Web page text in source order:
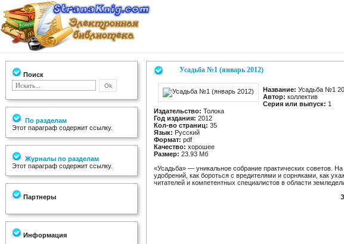
Поиск
По разделам
Этот параграф содержит ссылку.
Журналы по разделам
Этот параграф содержит ссылку.
Партнеры
Информация
Усадьба №1 (январь 2012)
Название: Усадьба №1
Автор: коллектив
Серия или выпуск: 1
Издательство: Толока
Год издания: 2012
Кол-во страниц: 35
Язык: Русский
Формат: pdf
Качество: хорошее
Размер: 23.93 Мб
«Усадьба» — уникальное собрание практических советов.
удобрений, как бороться с вредителями и сорняками, как
читателей и компетентных специалистов в области